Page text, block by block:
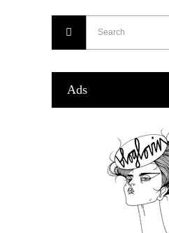
Ads